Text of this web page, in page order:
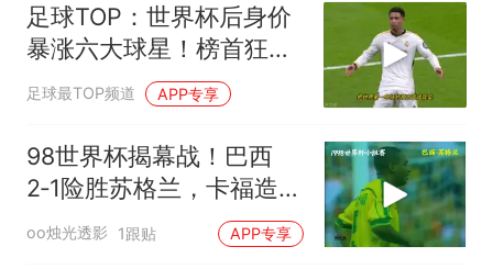
足球TOP：世界杯后身价
暴涨六大球星！榜首狂涨
3500万！
足球最TOP频道 APP专享
98世界杯揭幕战！巴西
2‑1险胜苏格兰，卡福造乌
龙！
oo烛光透影 1跟贴 APP专享